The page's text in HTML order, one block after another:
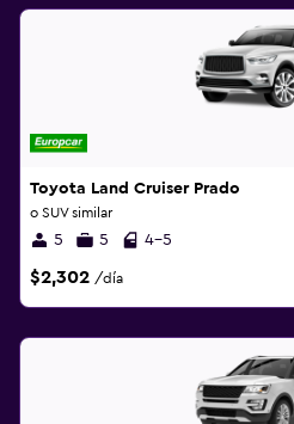
Toyota Land Cruiser Prado
o SUV similar
5 5 4-5
$2,302 /día